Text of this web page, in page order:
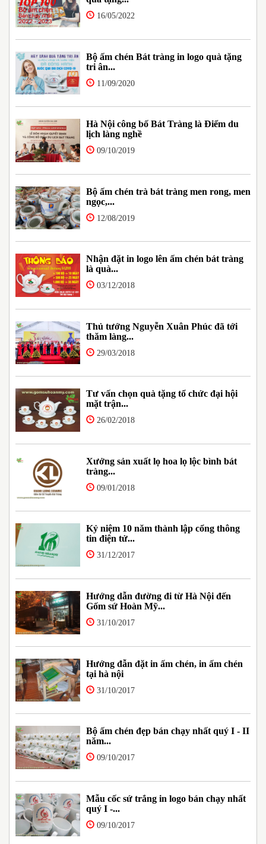
16/05/2022
Bộ ấm chén Bát tràng in logo quà tặng
tri ân...
11/09/2020
Hà Nội công bố Bát Tràng là Điểm du
lịch làng nghề
09/10/2019
Bộ ấm chén trà bát tràng men rong, men
ngọc,...
12/08/2019
Nhận đặt in logo lên ấm chén bát tràng
là quà...
03/12/2018
Thủ tướng Nguyễn Xuân Phúc đã tới
thăm làng...
29/03/2018
Tư vấn chọn quà tặng tổ chức đại hội
mặt trận...
26/02/2018
Xưởng sản xuất lọ hoa lọ lộc bình bát
tràng...
09/01/2018
Kỷ niệm 10 năm thành lập cổng thông
tin điện tử...
31/12/2017
Hướng dẫn đường đi từ Hà Nội đến
Gốm sứ Hoàn Mỹ...
31/10/2017
Hướng đẫn đặt in ấm chén, in ấm chén
tại hà nội
31/10/2017
Bộ ấm chén đẹp bán chạy nhất quý I - II
năm...
09/10/2017
Mẫu cốc sứ trắng in logo bán chạy nhất
quý I -...
09/10/2017